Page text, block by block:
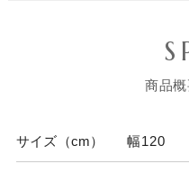
商品
サイズ（cm） 幅120